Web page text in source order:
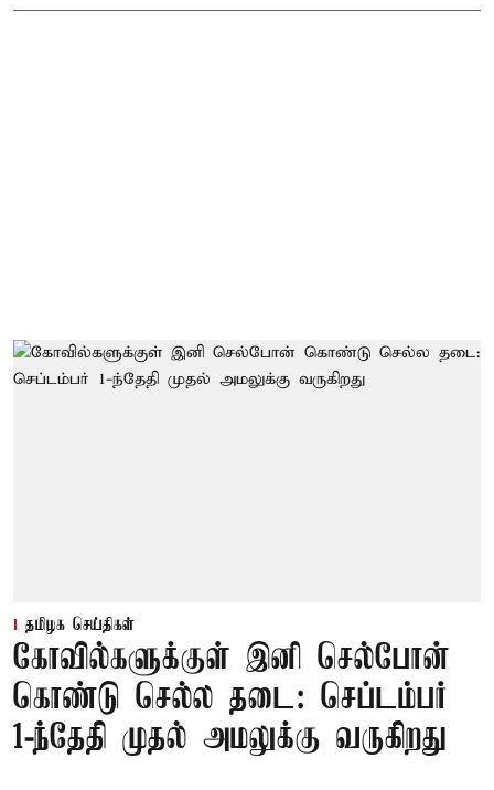
தமிழக செய்திகள்
கோவில்களுக்குள் இனி செல்போன்
கொண்டு செல்ல தடை: செப்டம்பர்
1-ந்தேதி முதல் அமலுக்கு வருகிறது